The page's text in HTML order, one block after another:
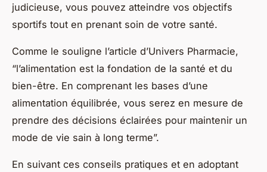
judicieuse, vous pouvez atteindre vos objectifs
sportifs tout en prenant soin de votre santé.
Comme le souligne l’article d’Univers Pharmacie,
“l’alimentation est la fondation de la santé et du
bien-être. En comprenant les bases d’une
alimentation équilibrée, vous serez en mesure de
prendre des décisions éclairées pour maintenir un
mode de vie sain à long terme”.
En suivant ces conseils pratiques et en adoptant